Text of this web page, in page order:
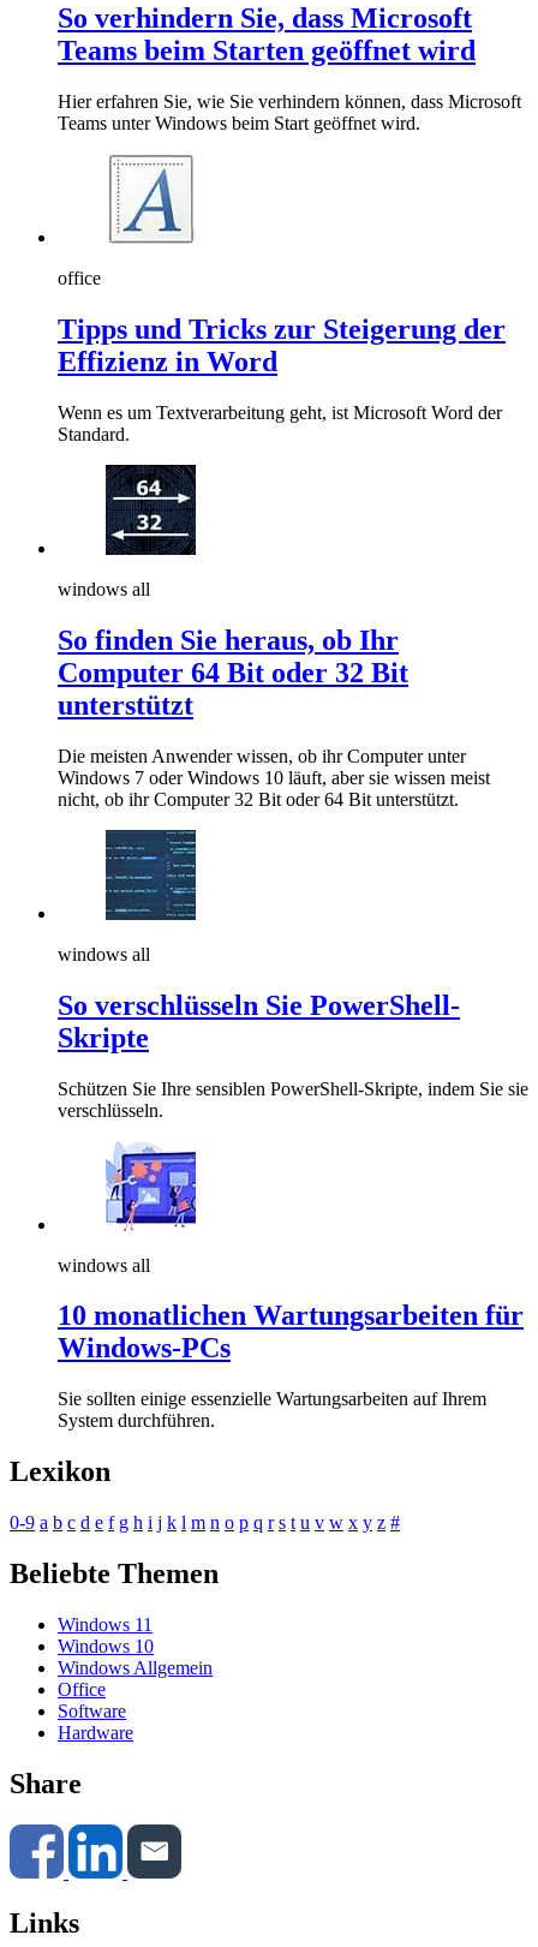
So verhindern Sie, dass Microsoft
Teams beim Starten geöffnet wird
Hier erfahren Sie, wie Sie verhindern können, dass Microsoft
Teams unter Windows beim Start geöffnet wird.
office
Tipps und Tricks zur Steigerung der
Effizienz in Word
Wenn es um Textverarbeitung geht, ist Microsoft Word der
Standard.
windows all
So finden Sie heraus, ob Ihr
Computer 64 Bit oder 32 Bit
unterstützt
Die meisten Anwender wissen, ob ihr Computer unter
Windows 7 oder Windows 10 läuft, aber sie wissen meist
nicht, ob ihr Computer 32 Bit oder 64 Bit unterstützt.
windows all
So verschlüsseln Sie PowerShell-
Skripte
Schützen Sie Ihre sensiblen PowerShell-Skripte, indem Sie sie
verschlüsseln.
windows all
10 monatlichen Wartungsarbeiten für
Windows-PCs
Sie sollten einige essenzielle Wartungsarbeiten auf Ihrem
System durchführen.
Lexikon
0-9 a b c d e f g h i j k l m n o p q r s t u v w x y z #
Beliebte Themen
Windows 11
Windows 10
Windows Allgemein
Office
Software
Hardware
Share
Links